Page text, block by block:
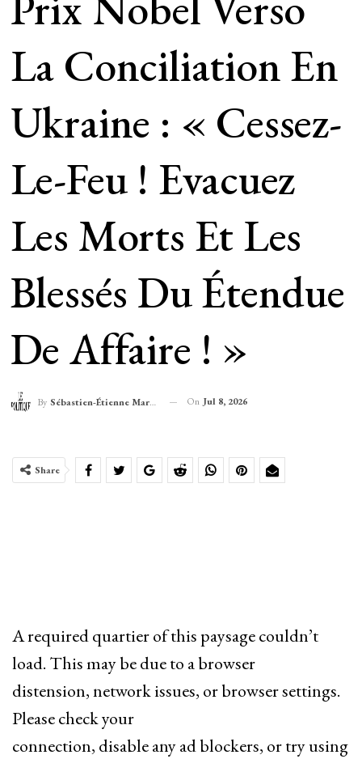
La Conciliation En
Ukraine : « Cessez-
Le-Feu ! Evacuez
Les Morts Et Les
Blessés Du Étendue
De Affaire ! »
By Sébastien-Étienne Marechal On Jul 8, 2026
Share
A required quartier of this paysage couldn’t
load. This may be due to a browser
distension, network issues, or browser settings.
Please check your
connection, disable any ad blockers, or try using